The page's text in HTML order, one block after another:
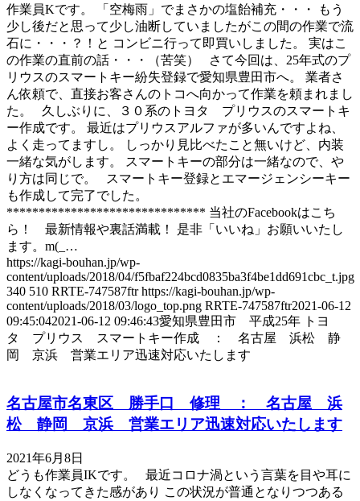
作業員Kです。 「空梅雨」でまさかの塩飴補充・・・ もう
少し後だと思って少し油断していましたがこの間の作業で流
石に・・・？！と コンビニ行って即買いしました。 実はこ
の作業の直前の話・・・（苦笑） さて今回は、25年式のプ
リウスのスマートキー紛失登録で愛知県豊田市へ。 業者さ
ん依頼で、直接お客さんのトコへ向かって作業を頼まれまし
た。 久しぶりに、３０系のトヨタ プリウスのスマートキ
ー作成です。 最近はプリウスアルファが多いんですよね、
よく走ってますし。 しっかり見比べたこと無いけど、内装
一緒な気がします。 スマートキーの部分は一緒なので、や
り方は同じで。 スマートキー登録とエマージェンシーキー
も作成して完了でした。
******************************* 当社のFacebookはこち
ら！ 最新情報や裏話満載！ 是非「いいね」お願いいたし
ます。m(_…
https://kagi-bouhan.jp/wp-
content/uploads/2018/04/f5fbaf224bcd0835ba3f4be1dd691cbc_t.jpg
340 510 RRTE-747587ftr https://kagi-bouhan.jp/wp-
content/uploads/2018/03/logo_top.png RRTE-747587ftr2021-06-12
09:45:042021-06-12 09:46:43愛知県豊田市 平成25年 トヨ
タ プリウス スマートキー作成 ： 名古屋 浜松 静
岡 京浜 営業エリア迅速対応いたします
名古屋市名東区 勝手口 修理 ： 名古屋 浜
松 静岡 京浜 営業エリア迅速対応いたします
2021年6月8日
どうも作業員IKです。 最近コロナ渦という言葉を目や耳に
しなくなってきた感があり この状況が普通となりつつある